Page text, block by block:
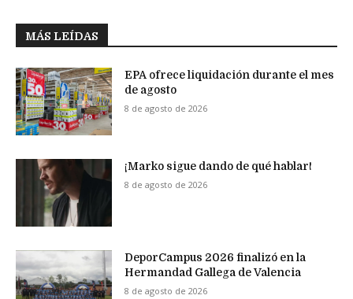
MÁS LEÍDAS
EPA ofrece liquidación durante el mes
de agosto
8 de agosto de 2026
¡Marko sigue dando de qué hablar!
8 de agosto de 2026
DeporCampus 2026 finalizó en la
Hermandad Gallega de Valencia
8 de agosto de 2026